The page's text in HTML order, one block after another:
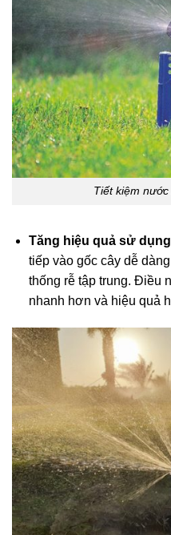
Tiết kiệm
Tăng hiệu quả sử
tiếp vào gốc cây dễ
thống rễ tập trung. Điều
nhanh hơn và hiệu quả